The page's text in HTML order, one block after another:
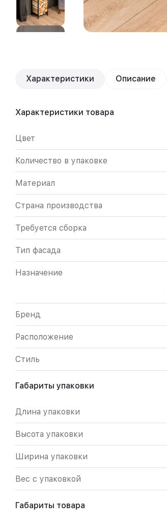
Характеристики Описание
Характеристики товара
Цвет
Количество в упаковке
Материал
Страна производства
Требуется сборка
Тип фасада
Назначение
Бренд
Расположение
Стиль
Габариты упаковки
Длина упаковки
Высота упаковки
Ширина упаковки
Вес с упаковкой
Габариты товара